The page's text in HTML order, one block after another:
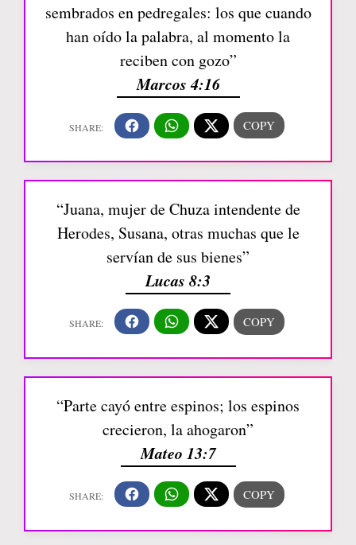
sembrados en pedregales: los que cuando
han oído la palabra, al momento la
reciben con gozo”
Marcos 4:16
“Juana, mujer de Chuza intendente de
Herodes, Susana, otras muchas que le
servían de sus bienes”
Lucas 8:3
“Parte cayó entre espinos; los espinos
crecieron, la ahogaron”
Mateo 13:7